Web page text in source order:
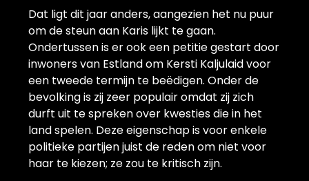
Dat ligt dit jaar anders, aangezien het nu puur
om de steun aan Karis lijkt te gaan.
Ondertussen is er ook een petitie gestart door
inwoners van Estland om Kersti Kaljulaid voor
een tweede termijn te beëdigen. Onder de
bevolking is zij zeer populair omdat zij zich
durft uit te spreken over kwesties die in het
land spelen. Deze eigenschap is voor enkele
politieke partijen juist de reden om niet voor
haar te kiezen; ze zou te kritisch zijn.